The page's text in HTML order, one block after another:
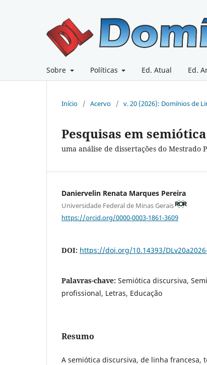
Sobre Políticas Ed. Atual Ed.
Início / Acervo / v. 20 (2026): Domínios de
Pesquisas em
uma análise de dissertações do Mestrado
Daniervelin Renata Marques Pereira
Universidade Federal de Minas Gerais
https://orcid.org/0000-0003-1861-3609
DOI: https://doi.org/10.14393/
Palavras-chave: Semiótica discursiva,
profissional, Letras, Educação
Resumo
A semiótica discursiva, de linha francesa,